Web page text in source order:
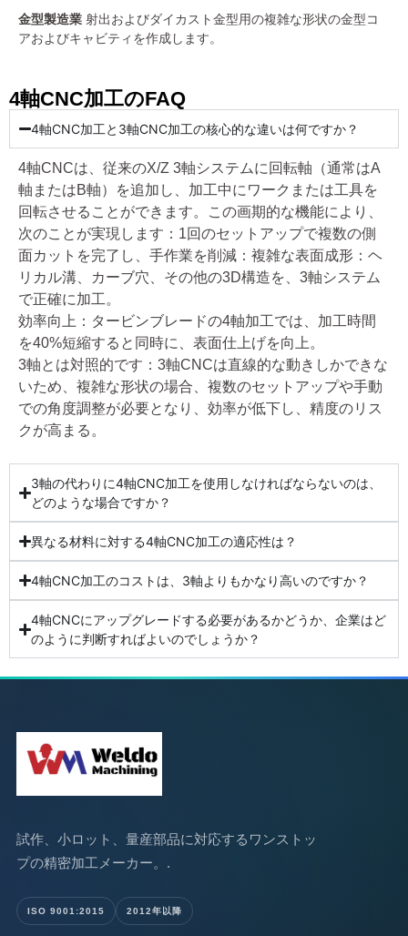
金型製造業 射出およびダイカスト金型用の複雑な形状の金型コ
アおよびキャビティを作成します。
4軸CNC加工のFAQ
4軸CNC加工と3軸CNC加工の核心的な違いは何ですか？
4軸CNCは、従来のX/Z 3軸システムに回転軸（通常はA
軸またはB軸）を追加し、加工中にワークまたは工具を
回転させることができます。この画期的な機能により、
次のことが実現します：1回のセットアップで複数の側
面カットを完了し、手作業を削減：複雑な表面成形：ヘ
リカル溝、カーブ穴、その他の3D構造を、3軸システム
で正確に加工。
効率向上：タービンブレードの4軸加工では、加工時間
を40%短縮すると同時に、表面仕上げを向上。
3軸とは対照的です：3軸CNCは直線的な動きしかできな
いため、複雑な形状の場合、複数のセットアップや手動
での角度調整が必要となり、効率が低下し、精度のリス
クが高まる。
3軸の代わりに4軸CNC加工を使用しなければならないのは、
どのような場合ですか？
異なる材料に対する4軸CNC加工の適応性は？
4軸CNC加工のコストは、3軸よりもかなり高いのですか？
4軸CNCにアップグレードする必要があるかどうか、企業はど
のように判断すればよいのでしょうか？
試作、小ロット、量産部品に対応するワンストッ
プの精密加工メーカー。.
ISO 9001:2015 2012年以降